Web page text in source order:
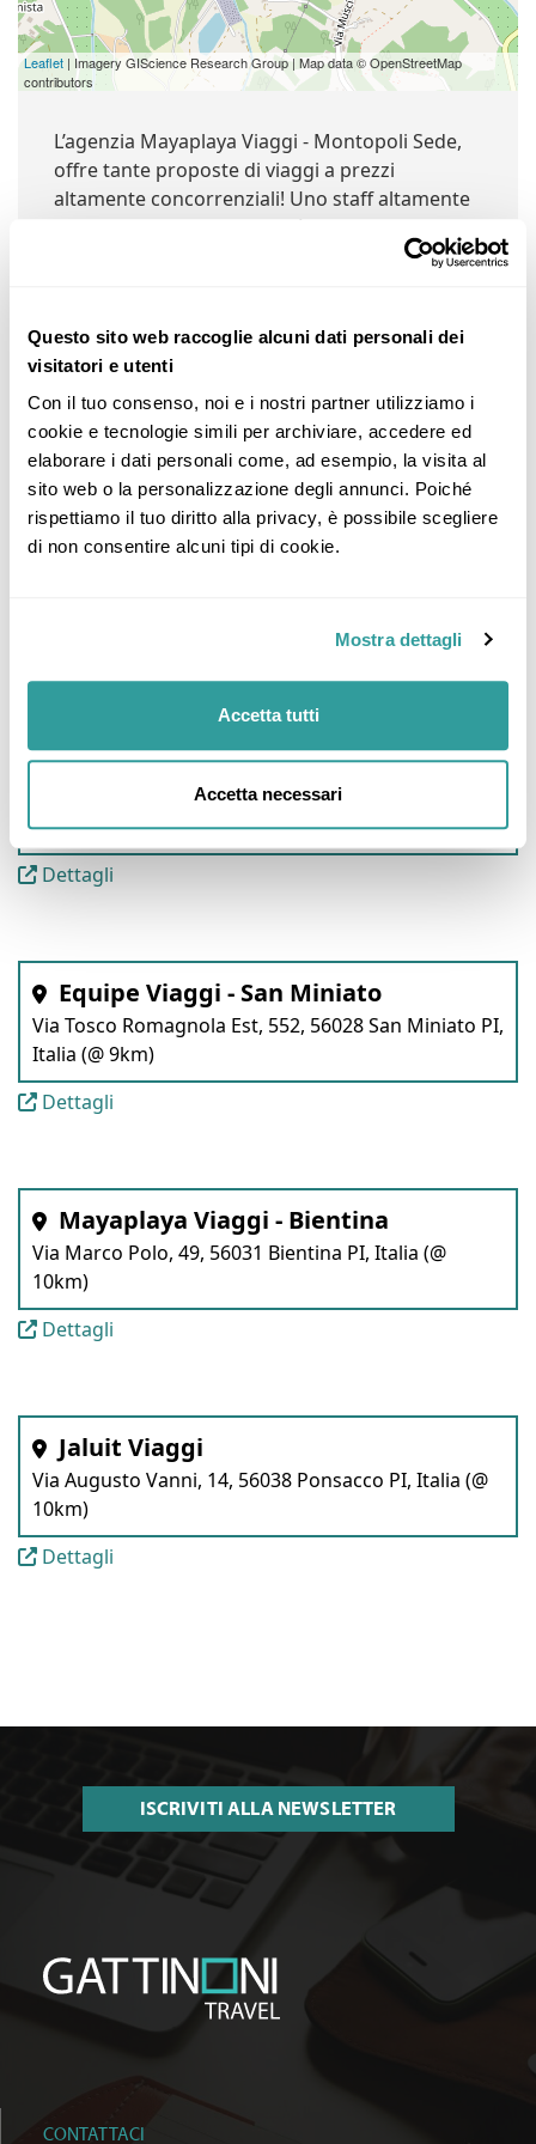
Questo sito web raccoglie alcuni dati personali dei
visitatori e utenti
Con il tuo consenso, noi e i nostri partner utilizziamo i
cookie e tecnologie simili per archiviare, accedere ed
elaborare i dati personali come, ad esempio, la visita al
sito web o la personalizzazione degli annunci. Poiché
rispettiamo il tuo diritto alla privacy, è possibile scegliere
di non consentire alcuni tipi di cookie.
Mostra dettagli
Accetta tutti
Accetta necessari
Leaflet | Imagery GIScience Research Group | Map data © OpenStreetMap
contributors
L’agenzia Mayaplaya Viaggi - Montopoli Sede,
offre tante proposte di viaggi a prezzi
altamente concorrenziali! Uno staff altamente
qualificato ti accompagnerà nella costruzione
del tuo viaggio. Il nostro lavoro è la nostra
Negozi Nelle Vicinanze:
Mayaplaya Viaggi - Montopoli Sede
Via Nazionale, 71, 56020 Montopoli PI, Italia (@ 0km)
Equipe Viaggi Sede - Castelfranco Di
Sotto
Viale Europa, 30, 56022 Castelfranco di Sotto PI,
Italia (@ 3km)
Dettagli
Equipe Viaggi - San Miniato
Via Tosco Romagnola Est, 552, 56028 San Miniato PI,
Italia (@ 9km)
Dettagli
Mayaplaya Viaggi - Bientina
Via Marco Polo, 49, 56031 Bientina PI, Italia (@
10km)
Dettagli
Jaluit Viaggi
Via Augusto Vanni, 14, 56038 Ponsacco PI, Italia (@
10km)
Dettagli
ISCRIVITI ALLA NEWSLETTER
CONTATTACI